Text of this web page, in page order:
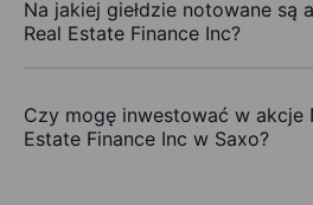
Na jakiej giełdzie notowane są
Real Estate Finance Inc?
Czy mogę inwestować w akcje
Estate Finance Inc w Saxo?